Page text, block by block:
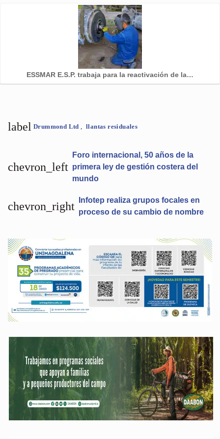
ESSMAR E.S.P. trabaja para la reactivación de la…
label Drummond Ltd, llantas residuales
chevron_left
Foro internacional, 50 años de la
primera ley de gestión costera del
mundo
Infotep realiza grupos focales en
proceso de su cambio de nombre
chevron_right